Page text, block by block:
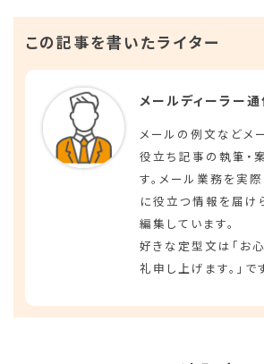
この記事を書いたライター
メールディーラー
メールの例文などメ
役立ち記事の執筆・
す。メール業務を実
に役立つ情報を届け
編集しています。
好きな定型文は「お
礼申し上げます。」で